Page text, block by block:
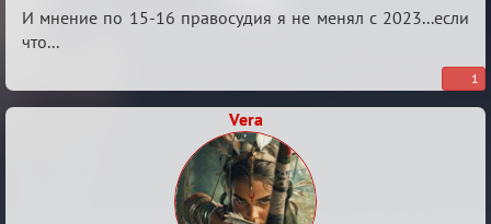
Re:
Клуб
И мнение по 15-16 правосудия я не менял с 2023...если
что...
1
Vera